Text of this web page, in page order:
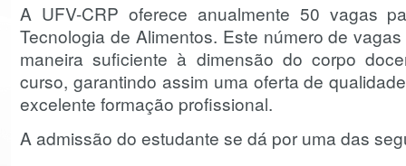
A UFV-CRP oferece anualmente 50 vagas
Tecnologia de Alimentos. Este número de
maneira suficiente à dimensão do corpo
curso, garantindo assim uma oferta de
excelente formação profissional.
A admissão do estudante se dá por uma das